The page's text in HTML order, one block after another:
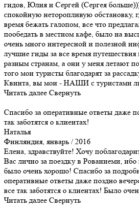
гидов, Юлия и Сергей (Сергея
спокойную неторопливую обстановку,
время бежать галопом, все что
пообедать в местном кафе, было на
очень много интересной и полезной
лучшие гиды за все время
разным странам, а они у меня летают
того мои туристы благодарят за
Квинта, вы мои - НАШИ с туристами
Читать далее Свернуть
Спасибо за оперативные ответы даже
так заботятся о клиентах!
Наталья
Финляндия, январь / 2016
Елена, здравствуйте! Хочу
Вас лично за поездку в Рованиеми,
было очень хорошо! Спасибо за
оперативные ответы даже поздно
все так заботятся о клиентах! Было
Читать далее Свернуть